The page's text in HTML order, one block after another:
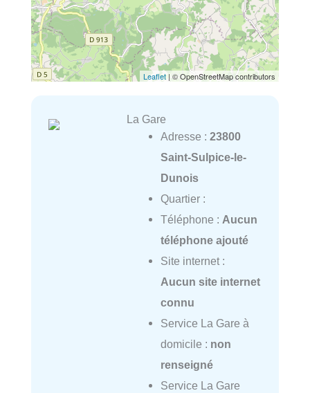
Leaflet | © OpenStreetMap contributors
La Gare
Adresse : 23800
Saint-Sulpice-le-
Dunois
Quartier :
Téléphone : Aucun
téléphone ajouté
Site internet :
Aucun site internet
connu
Service La Gare à
domicile : non
renseigné
Service La Gare